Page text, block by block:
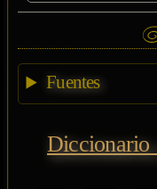
Fuentes
Diccionario